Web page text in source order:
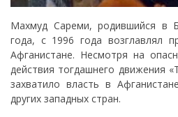
Махмуд Сареми, родившийся в
года, с 1996 года возглавлял
Афганистане. Несмотря на
действия тогдашнего движения
захватило власть в
других западных стран.